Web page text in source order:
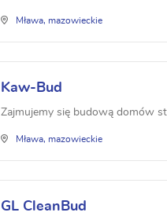
Mława, mazowieckie
Kaw-Bud
Zajmujemy się budową domów
Mława, mazowieckie
GL CleanBud